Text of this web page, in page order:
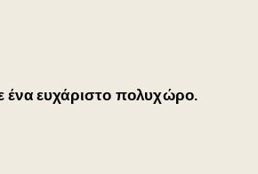
ένα ευχάριστο πολυχώρο.